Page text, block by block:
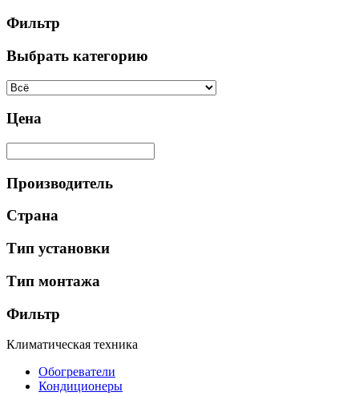
Фильтр
Выбрать категорию
Цена
Производитель
Страна
Тип установки
Тип монтажа
Фильтр
Климатическая техника
Обогреватели
Кондиционеры